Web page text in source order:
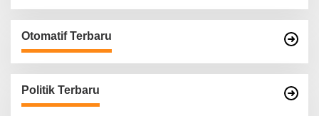
Otomatif Terbaru
Politik Terbaru